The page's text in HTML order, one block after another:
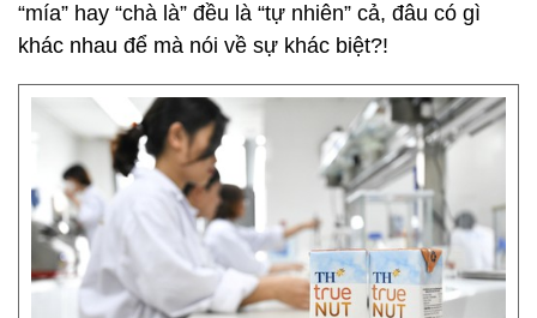
“mía” hay “chà là” đều là “tự nhiên” cả, đâu có gì
khác nhau để mà nói về sự khác biệt?!